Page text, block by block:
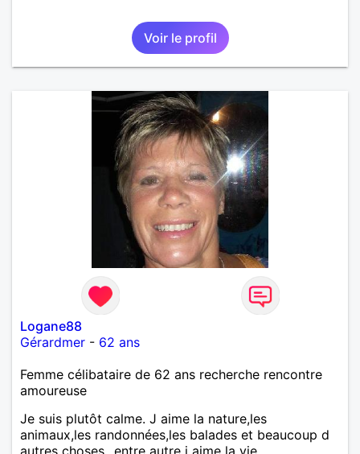
Voir le profil
Logane88
Gérardmer - 62 ans
Femme célibataire de 62 ans recherche rencontre
amoureuse
Je suis plutôt calme. J aime la nature,les
animaux,les randonnées,les balades et beaucoup d
autres choses...entre autre j aime la vie...